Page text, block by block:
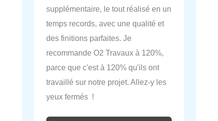
supplémentaire, le tout réalisé en un
temps records, avec une qualité et
des finitions parfaites. Je
recommande O2 Travaux à 120%,
parce que c'est à 120% qu'ils ont
travaillé sur notre projet. Allez-y les
yeux fermés !